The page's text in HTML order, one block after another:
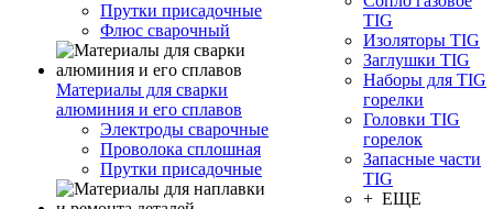
Прутки присадочные
Флюс сварочный
Материалы для сварки
алюминия и его сплавов
Электроды сварочные
Проволока сплошная
Прутки присадочные
TIG
Изоляторы TIG
Заглушки TIG
Наборы для TIG
горелки
Головки TIG
горелок
Запасные части
TIG
+ ЕЩЕ